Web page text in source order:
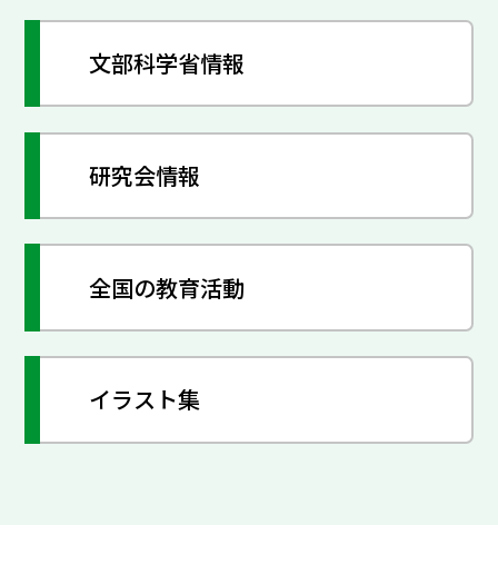
文部科学省情報
研究会情報
全国の教育活動
イラスト集